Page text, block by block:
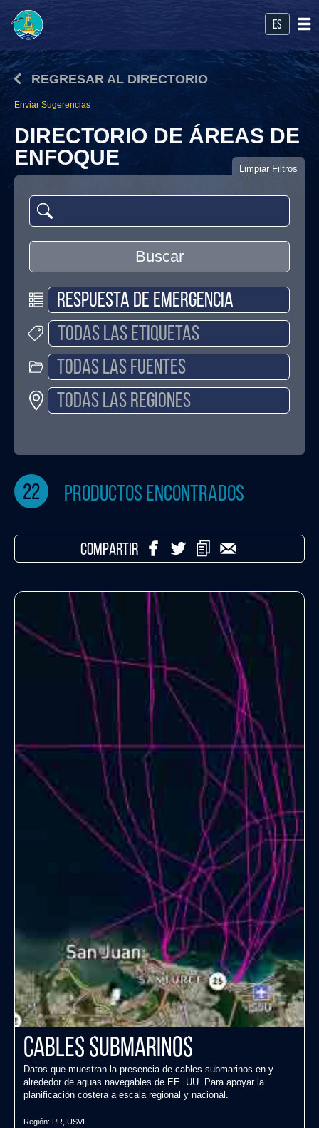
es
REGRESAR AL DIRECTORIO
Enviar Sugerencias
DIRECTORIO DE ÁREAS DE
ENFOQUE
Buscar
Limpiar Filtros
22 productos encontrados
COMPARTIR
Cables submarinos
Datos que muestran la presencia de cables submarinos en y
alrededor de aguas navegables de EE. UU. Para apoyar la
planificación costera a escala regional y nacional.
Región: PR USVI